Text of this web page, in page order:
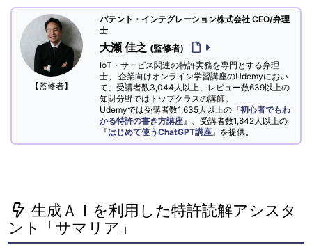
【監修者】
パテント・インテグレーション株式会社 CEO/弁理
士
大瀬 佳之 (監修者)
IoT・サービス関連の特許実務を専門とする弁理
士。 企業向けオンライン学習講座のUdemyにおい
て、受講者数3,044人以上、レビュー数639以上の
知財分野ではトップクラスの講師。
Udemyでは受講者数1,635人以上の『初心者でもわ
かる特許の書き方講座 』、受講者数1,842人以上の
『はじめて使うChatGPT講座 』を提供。
生成ＡＩを利用した特許読解アシスタ
ント「サマリア」